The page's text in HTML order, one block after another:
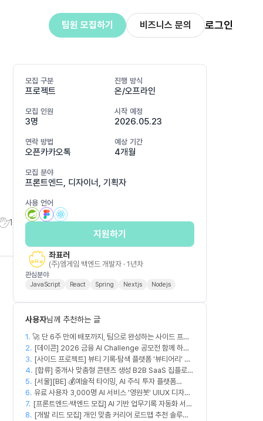
팀원 모집하기 비즈니스 문의 로그인
1
모집 구분
프로젝트
진행 방식
온/오프라인
모집 인원
3명
시작 예정
2026.05.23
연락 방법
오픈카카오톡
예상 기간
4개월
모집 분야
프론트엔드, 디자이너, 기획자
사용 언어
지원하기
좌표러
(주)엠게임 백엔드 개발자 · 1년차
관심분야
JavaScript React Spring Nextjs Nodejs
사용자님께 추천하는 글
1. 🚀 단 6주 만에 배포까지, 팀으로 완성하는 사이드 프로
젝트 [스위프 웹 15기] 🚀
2. [데이콘] 2026 금융 AI Challenge 공모전 함께 하실
프론트엔드, 백엔드, 디자이너 구합니다!
3. [사이드 프로젝트] 뷰티 기록·탐색 플랫폼 ‘뷰티어리’ 디
자이너·프론트엔드·백엔드 팀원을 모집합니다
4. [합류] 중개사 맞춤형 콘텐츠 생성 B2B SaaS 집플로우
과 함께 하실 멤버를 모집합니다!
5. [서울][BE] 💰예술적 타이밍, AI 주식 투자 플랫폼
(Spring)
6. 유료 사용자 3,000명 AI 서비스 '영원봇' UIUX 디자인
팀원 모집
7. [프론트엔드·백엔드 모집] AI 기반 업무기록 자동화 서비
스 MVP 개발
8. [개발 리드 모집] 개인 맞춤 커리어 로드맵 추천 솔루션